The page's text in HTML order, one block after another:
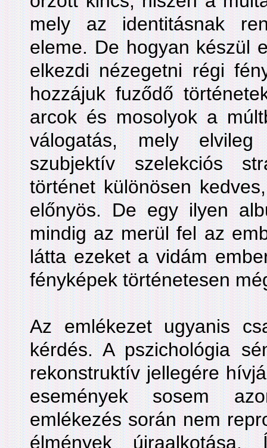
mely az identitásnak
eleme. De hogyan készül
elkezdi nézegetni régi
hozzájuk fuződő
arcok és mosolyok a
válogatás, mely
szubjektív szelekciós
történet különösen
előnyös. De egy ilyen
mindig az merül fel az
látta ezeket a vidám
fényképek történetesen
Az emlékezet ugyanis
kérdés. A pszichológia
rekonstruktív jellegére
események sosem
emlékezés során nem
élmények